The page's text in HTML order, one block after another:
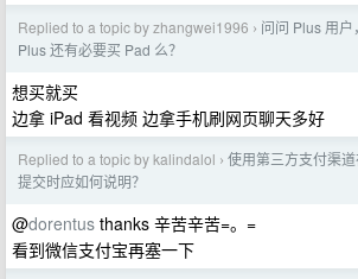
Replied to a topic by zhangwei1996 › 问问 Plus 用户
Plus 还有必要买 Pad 么？
想买就买
边拿 iPad 看视频 边拿手机刷网页聊天多好
Replied to a topic by kalindalol › 使用第三方支付渠
提交时应如何说明？
@dorentus thanks 辛苦辛苦=。=
看到微信支付宝再塞一下